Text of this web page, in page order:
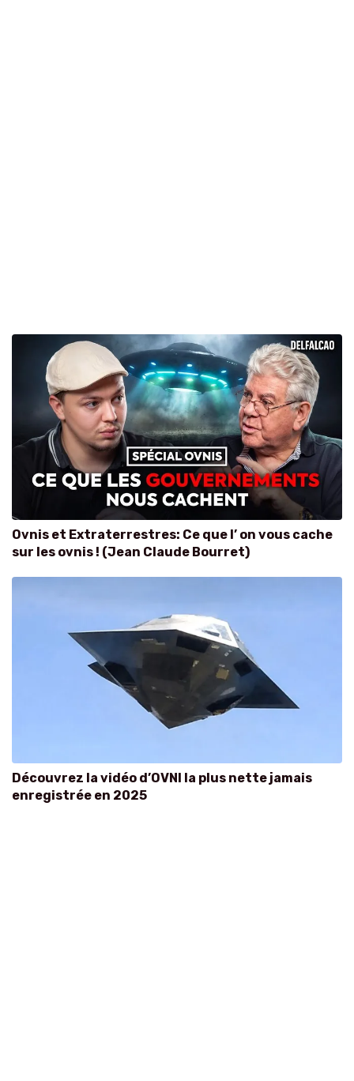
Ovnis et Extraterrestres: Ce que l’ on vous cache
sur les ovnis ! (Jean Claude Bourret)
Découvrez la vidéo d’OVNI la plus nette jamais
enregistrée en 2025